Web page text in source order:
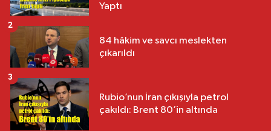
Yaptı
84 hâkim ve savcı meslekten
çıkarıldı
2
Rubio’nun İran çıkışıyla petrol
çakıldı: Brent 80’in altında
3